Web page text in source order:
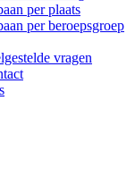
per plaats
per beroepsgroep
vragen